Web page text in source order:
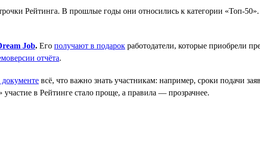
Рейтинга. В прошлые годы они относились к категории «Топ-50».
Job. Его получают в подарок работодатели, которые приобрели
отчёта.
всё, что важно знать участникам: например, сроки подачи
в Рейтинге стало проще, а правила — прозрачнее.